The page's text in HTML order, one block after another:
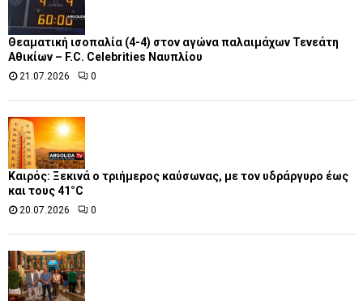
Θεαματική ισοπαλία (4-4) στον αγώνα παλαιμάχων Τενεάτη
Αθικίων – F.C. Celebrities Ναυπλίου
21.07.2026 0
Καιρός: Ξεκινά ο τριήμερος καύσωνας, με τον υδράργυρο έως
και τους 41°C
20.07.2026 0